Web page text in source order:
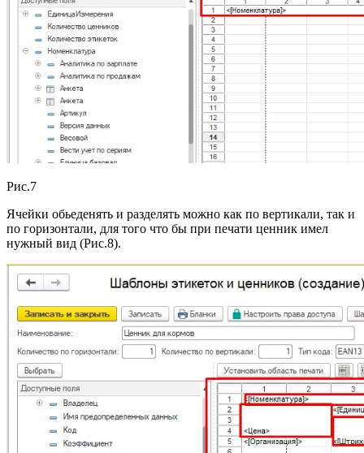
Рис.7
Ячейки обьеденять и разделять можно как по вертикали, так и
по горизонтали, для того что бы при печати ценник имел
нужный вид (Рис.8).